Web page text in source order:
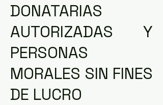
DONATARIAS
AUTORIZADAS Y
PERSONAS
MORALES SIN FINES
DE LUCRO